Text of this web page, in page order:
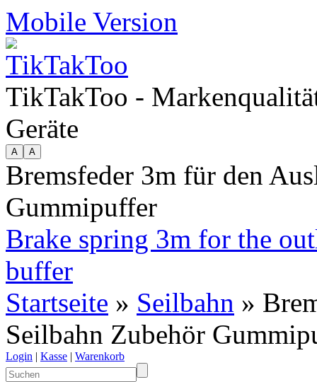
Mobile Version
TikTakToo -
Geräte
Bremsfeder 3m für den
Gummipuffer
Brake spring 3m for the
buffer
Startseite » Seilbahn »
Seilbahn Zubehör
Login | Kasse | Warenkorb